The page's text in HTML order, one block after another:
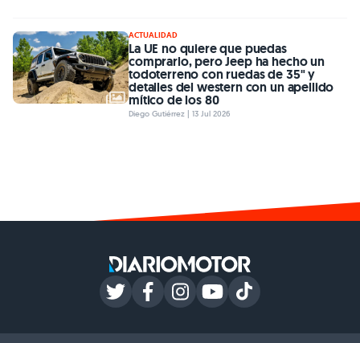
ACTUALIDAD
La UE no quiere que puedas
comprarlo, pero Jeep ha hecho un
todoterreno con ruedas de 35" y
detalles del western con un apellido
mítico de los 80
Diego Gutiérrez | 13 Jul 2026